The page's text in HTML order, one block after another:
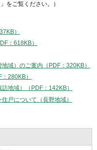
をご覧ください。）
）
：618KB）
域）のご案内（PDF：320KB）
280KB）
地域）（PDF：142KB）
戸について（長野地域）